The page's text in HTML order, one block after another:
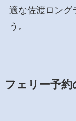
適な佐渡ロング
う。
フェリー予